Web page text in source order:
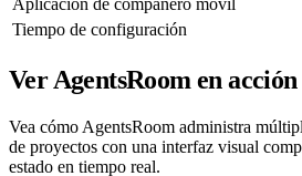
Aplicación de compañero móvil
Tiempo de configuración
Ver AgentsRoom en acción
Vea cómo AgentsRoom administra
de proyectos con una interfaz visual
estado en tiempo real.